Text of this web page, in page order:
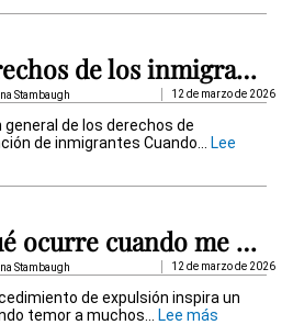
s
e
r
g
u
n
e
Derechos de los inmigrantes detenidos
Stambaugh 12 de marzo de 2026
general de los derechos de
de inmigrantes Cuando... Lee
¿Qué ocurre cuando me someten a un procedimiento de deportación?
Stambaugh 12 de marzo de 2026
de expulsión inspira un
temor a muchos... Lee más: